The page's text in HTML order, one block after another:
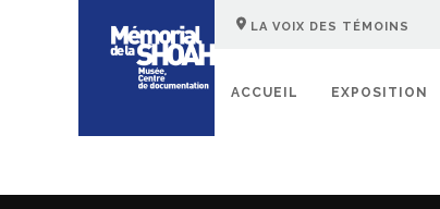
LA VOIX DES TÉMOINS
ACCUEIL EXPOSITION